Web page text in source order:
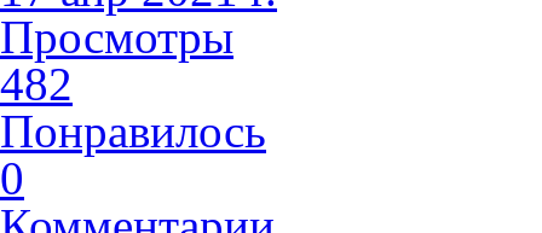
Просмотры
482
Понравилось
0